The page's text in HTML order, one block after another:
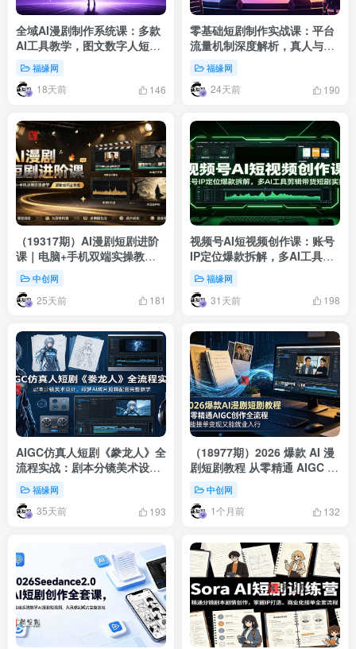
全域AI漫剧制作系统课：多款
AI工具教学，图文数字人短剧
批量制作落地
福缘网
18天前 146
零基础短剧制作实战课：平台
流量机制深度解析，真人与动
漫插画短剧完整实操教学
福缘网
24天前 190
（19317期）AI漫剧短剧进阶
课｜电脑+手机双端实操教学
｜影视剧对口型人物吃瓜×解
压末日庇护所全程讲解，高阶
技巧全掌握
中创网
25天前 181
视频号AI短视频创作课：账号
IP定位爆款拆解，多AI工具剪
辑带货短剧实操
福缘网
31天前 198
AIGC仿真人短剧《豢龙人》全
流程实战：剧本分镜美术设
计，即梦AI成片剪辑配音完整
教学福缘网
35天前 193
（18977期）2026 爆款 AI 漫
剧短剧教程 从零精通 AIGC 创
作全流程 既能接单变现又能就
业入行
中创网
1个月前 132